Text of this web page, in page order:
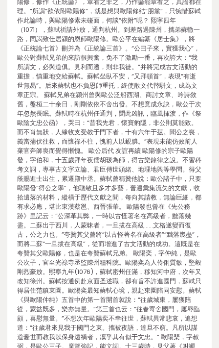
理。”所謂“欲依附歐陽修”，就是想與歐陽修結“朋黨”，只惋惜蘇軾
作此論時，與歐陽修素未碰面，何談“依附”呢？ 熙寧四年
（1071），蘇軾祈請外放，通判杭州。到差路過陳州，攜弟蘇轍一
路，同謁致仕居潁的恩師歐陽修。歐公平在編纂《居士集》，將
《正統論七首》刪并為《正統論三首》。“公曰子來，實獲我心”，
歐公對蘇軾兄弟的來訪很興奮，免不了激勵一番，再次誇大：“我
所謂文，必與道俱。見利而遷，則非我徒。”并將完成古文活動的
重擔，慎重地交給蘇軾。蘇軾坐臥不安，“又拜頓首”，表現“有逝
世無易”。后來蘇軾也不負恩師重托，終使散文代替駢文，成為文
章正宗。 蘇軾兄弟在潁州曾與歐公泛船西湖、商討文章、吟詩敘
舊，盤桓二十余日，剛剛依依不舍出發。不想竟成永訣，歐公于次
年忽然長眠。蘇軾時在杭州任通判，聞此凶訊，臨風揮淚，作《祭
歐陰文忠公函》，哭曰：“昔我先君，懷寶豹隱，非公則莫能致。
而不肖無狀，人緣收支受教于門下者，十有六年于茲。聞公之喪，
義當蒲伏往救，而懷祿不往，愧前人以靦腆。”表現未能仿效前人
棄官奔師喪而覺得慚愧。 歐公后代 友誼再續 歐陽修的宗子歐陽
發，字伯和，十五歲拜年夜儒胡瑗為師，得古樂鐘律之說。不習科
考文詞，專事古文字立論、君臣傳世頭緒、地理地輿等學問。得父
蔭賜進士出生，累遷殿中丞。蘇軾曾稱贊他說：歐公諸子中，只要
歐陽發“得公之學”，他聰敏且多才多藝，普遍彙集流失的文獻，收
拾遺落的材料，縱橫于歷代文獻之間，每向其請教，無論巨細，都
有求必應，堪比東漢蔡邕、西晉張華。 歐陽發也曾在《先公務
跡》里記云：“公深革其弊，一時以古怪著名在高級者，黜落幾
盡。二蘇出于西川，人蒙昧者，一旦拔在高級……文格遂變而復
古，公之力也。”夸贊其父曾將“以古怪著名在高級者”“黜落幾盡”，
而將二蘇“一旦拔在高級”，從而增進了古文活動的成功。這既是在
夸贊其父歐陽修，也是在夸贊蘇軾兄弟。 歐陽奕，字仲純，是歐
公次子，官至光祿寺丞監陳州糧科院。歐陽奕為人伶俐質敏，堅毅
剛烈豪放。熙寧九年(1076)，蘇軾密州任滿，移知河中府，次年又
改知徐州。蘇軾按通例赴京面圣述職，卻有旨不許進國門，蘇軾只
得居住范鎮東園。歐陽奕最知蘇軾心境，親赴東園陪同安慰。蘇軾
《與歐陽仲純》五首中的第一首開首就說：“往歲城東，屢獲陪
從，蒙益既多，樂亦無量。”第三首也云：“往春寄舍國門，屢辱臨
顧，喜慰無量。”不想次年歐陽奕不幸往世，蘇軾異常悲哀，追想
道：“往歲君來見我于國門之東。攜被夜語，達旦不窮。凡所以謀
道憂世而教我以保身遠禍者，凜乎其有似于文忠。” 歐陽棐，字叔